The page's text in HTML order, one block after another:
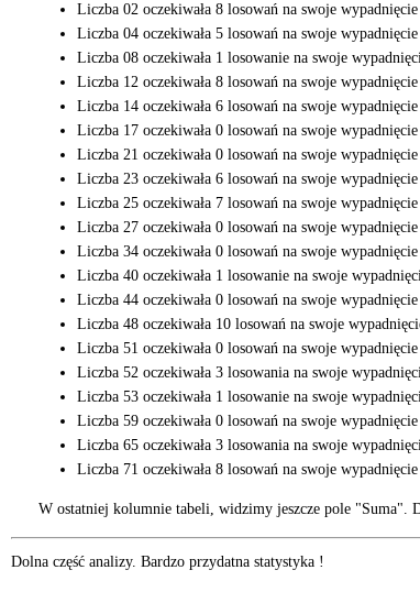
Liczba 02 oczekiwała 8 losowań na swoje wypadnięcie
Liczba 04 oczekiwała 5 losowań na swoje wypadnięcie
Liczba 08 oczekiwała 1 losowanie na swoje
Liczba 12 oczekiwała 8 losowań na swoje wypadnięcie
Liczba 14 oczekiwała 6 losowań na swoje wypadnięcie
Liczba 17 oczekiwała 0 losowań na swoje
Liczba 21 oczekiwała 0 losowań na swoje
Liczba 23 oczekiwała 6 losowań na swoje wypadnięcie
Liczba 25 oczekiwała 7 losowań na swoje wypadnięcie
Liczba 27 oczekiwała 0 losowań na swoje
Liczba 34 oczekiwała 0 losowań na swoje
Liczba 40 oczekiwała 1 losowanie na swoje
Liczba 44 oczekiwała 0 losowań na swoje
Liczba 48 oczekiwała 10 losowań na swoje
Liczba 51 oczekiwała 0 losowań na swoje
Liczba 52 oczekiwała 3 losowania na swoje
Liczba 53 oczekiwała 1 losowanie na swoje
Liczba 59 oczekiwała 0 losowań na swoje
Liczba 65 oczekiwała 3 losowania na swoje
Liczba 71 oczekiwała 8 losowań na swoje wypadnięcie
W ostatniej kolumnie tabeli, widzimy jeszcze pole "Suma".
Dolna część analizy. Bardzo przydatna statystyka !